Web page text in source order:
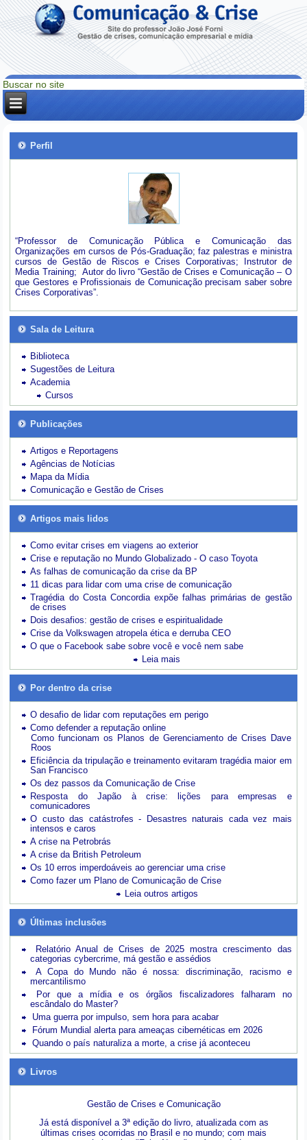
Perfil
“Professor de Comunicação Pública e Comunicação das
Organizações em cursos de Pós-Graduação; faz palestras e ministra
cursos de Gestão de Riscos e Crises Corporativas; Instrutor de
Media Training; Autor do livro “Gestão de Crises e Comunicação – O
que Gestores e Profissionais de Comunicação precisam saber sobre
Crises Corporativas”.
Sala de Leitura
Biblioteca
Sugestões de Leitura
Academia
Cursos
Publicações
Artigos e Reportagens
Agências de Notícias
Mapa da Mídia
Comunicação e Gestão de Crises
Artigos mais lidos
Como evitar crises em viagens ao exterior
Crise e reputação no Mundo Globalizado - O caso Toyota
As falhas de comunicação da crise da BP
11 dicas para lidar com uma crise de comunicação
Tragédia do Costa Concordia expõe falhas primárias de gestão
de crises
Dois desafios: gestão de crises e espiritualidade
Crise da Volkswagen atropela ética e derruba CEO
O que o Facebook sabe sobre você e você nem sabe
Leia mais
Por dentro da crise
O desafio de lidar com reputações em perigo
Como defender a reputação online
Como funcionam os Planos de Gerenciamento de Crises Dave
Roos
Eficiência da tripulação e treinamento evitaram tragédia maior em
San Francisco
Os dez passos da Comunicação de Crise
Resposta do Japão à crise: lições para empresas e
comunicadores
O custo das catástrofes -
Desastres naturais cada vez mais
intensos e caros
A crise na Petrobrás
A crise da British Petroleum
Os 10 erros imperdoáveis ao gerenciar uma crise
Como fazer um Plano de Comunicação de Crise
Leia outros artigos
Últimas inclusões
Relatório Anual de Crises de 2025 mostra crescimento das
categorias cybercrime, má gestão e assédios
A Copa do Mundo não é nossa: discriminação, racismo e
mercantilismo
Por que a mídia e os órgãos fiscalizadores falharam no
escândalo do Master?
Uma guerra por impulso, sem hora para acabar
Fórum Mundial alerta para ameaças cibernéticas em 2026
Quando o país naturaliza a morte, a crise já aconteceu
Livros
Gestão de Crises e Comunicação
Já está disponível a 3ª edição do livro, atualizada com as
últimas crises ocorridas no Brasil e no mundo; com mais